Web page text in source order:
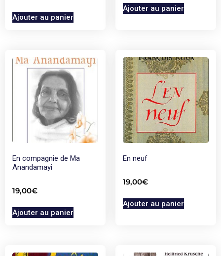
Ajouter au panier
Ajouter au panier
En compagnie de Ma
Anandamayi
19,00€
Ajouter au panier
En neuf
19,00€
Ajouter au panier